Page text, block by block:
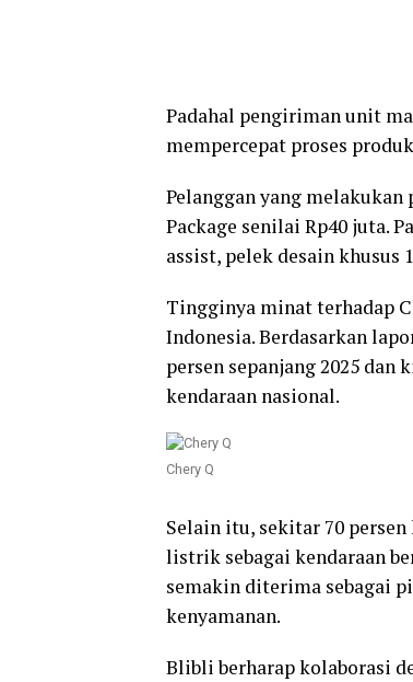
Padahal pengiriman unit
mempercepat proses
Pelanggan yang
Package senilai Rp40 juta.
assist, pelek desain
Tingginya minat terhadap
Indonesia. Berdasarkan
persen sepanjang 2025
kendaraan nasional.
Chery Q
Selain itu, sekitar 70
listrik sebagai kendaraan
semakin diterima sebagai
kenyamanan.
Blibli berharap kolaborasi